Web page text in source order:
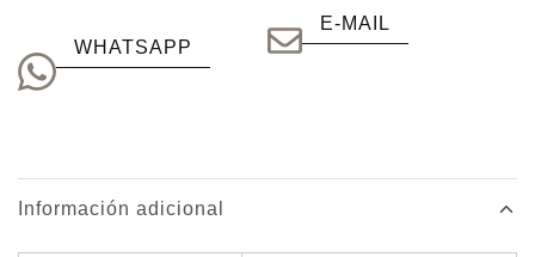
WHATSAPP
E-MAIL
Información adicional